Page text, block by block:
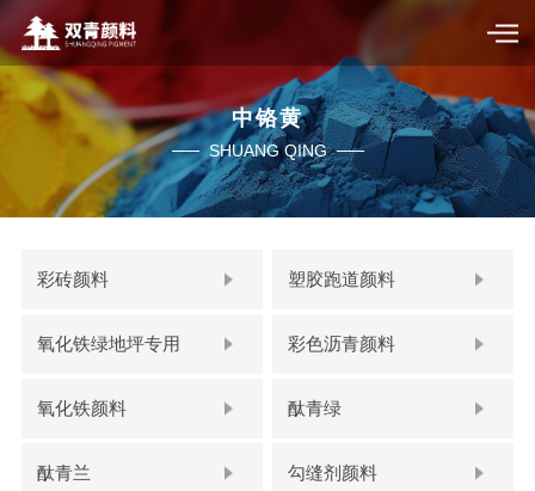
中铬黄
SHUANG QING
彩砖颜料 塑胶跑道颜料
氧化铁绿地坪专用 彩色沥青颜料
氧化铁颜料 酞青绿
酞青兰 勾缝剂颜料